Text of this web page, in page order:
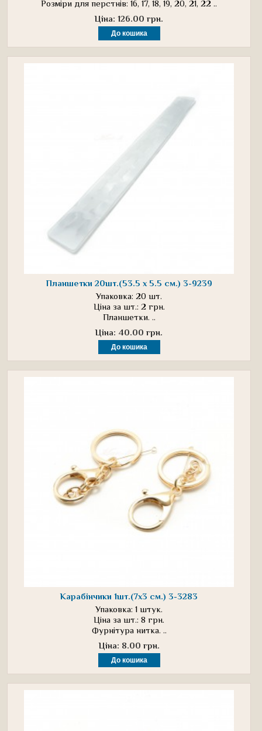
Розміри для перстнів: 16, 17, 18, 19, 20, 21, 22 ..
Ціна: 126.00 грн.
Планшетки 20шт.(53.5 х 5.5 см.) 3-9239
Упаковка: 20 шт.
Ціна за шт.: 2 грн.
Планшетки. ..
Ціна: 40.00 грн.
Карабінчики 1шт.(7х3 см.) 3-3283
Упаковка: 1 штук.
Ціна за шт.: 8 грн.
Фурнітура нитка. ..
Ціна: 8.00 грн.